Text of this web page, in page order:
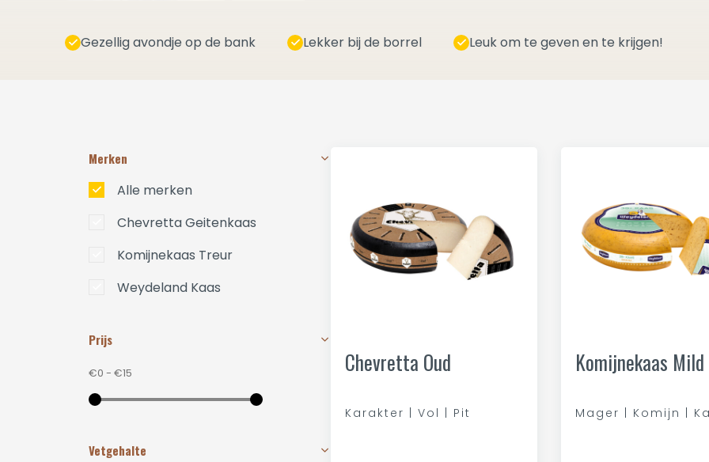
Gezellig avondje op de bank Lekker bij de borrel Leuk om te geven en te krijgen!
Chevretta Oud
Karakter | Vol | Pit
Komijnekaas
Mager | Komijn |
Merken
Alle merken
Chevretta Geitenkaas
Komijnekaas Treur
Weydeland Kaas
Prijs
€0 - €15
Vetgehalte